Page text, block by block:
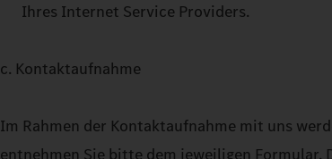
Ihres Internet Service Providers.
c. Kontaktaufnahme
Im Rahmen der Kontaktaufnahme mit uns
entnehmen Sie bitte dem jeweiligen